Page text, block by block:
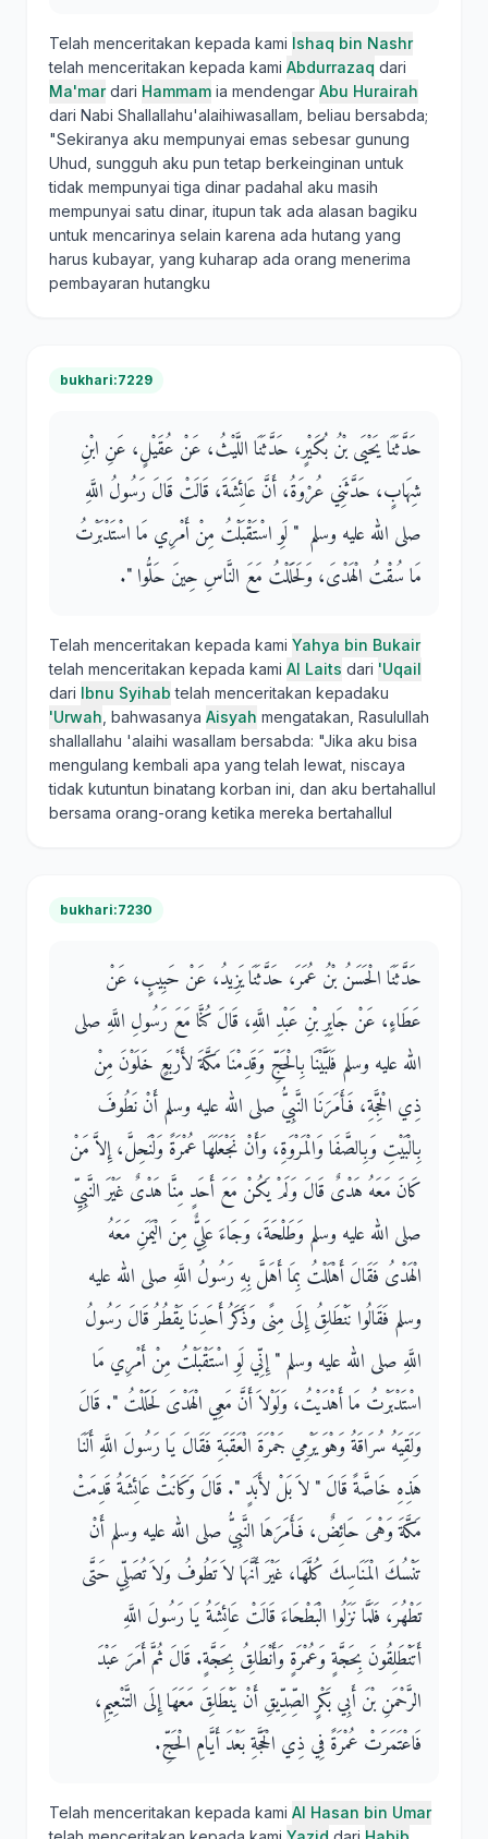
Telah menceritakan kepada kami Ishaq bin Nashr
telah menceritakan kepada kami Abdurrazaq dari
Ma'mardari Hammam ia mendengar Abu Hurairah
dari Nabi Shallallahu'alaihiwasallam, beliau bersabda;
"Sekiranya aku mempunyai emas sebesar gunung
Uhud, sungguh aku pun tetap berkeinginan untuk
tidak mempunyai tiga dinar padahal aku masih
mempunyai satu dinar, itupun tak ada alasan bagiku
untuk mencarinya selain karena ada hutang yang
harus kubayar, yang kuharap ada orang menerima
pembayaran hutangku
bukhari:7229
حَدَّثَنَا يَحْيَى بْنُ بُكَيْرٍ، حَدَّثَنَا اللَّيْثُ، عَنْ عُقَيْلٍ، عَنِ ابْنِ
شِهَابٍ، حَدَّثَنِي عُرْوَةُ، أَنَّ عَائِشَةَ، قَالَتْ قَالَ رَسُولُ اللَّهِ
صلى الله عليه وسلم ‏ "‏ لَوِ اسْتَقْبَلْتُ مِنْ أَمْرِي مَا اسْتَدْبَرْتُ
مَا سُقْتُ الْهَدْىَ، وَلَحَلَلْتُ مَعَ النَّاسِ حِينَ حَلُّوا ‏"‏‏.‏
Telah menceritakan kepada kami Yahya bin Bukair
telah menceritakan kepada kami Al Laits dari 'Uqail
dari Ibnu Syihab telah menceritakan kepadaku
'Urwah , bahwasanya Aisyah mengatakan, Rasulullah
shallallahu 'alaihi wasallam bersabda: "Jika aku bisa
mengulang kembali apa yang telah lewat, niscaya
tidak kutuntun binatang korban ini, dan aku bertahallul
bersama orang-orang ketika mereka bertahallul
bukhari:7230
حَدَّثَنَا الْحَسَنُ بْنُ عُمَرَ، حَدَّثَنَا يَزِيدُ، عَنْ حَبِيبٍ، عَنْ
عَطَاءٍ، عَنْ جَابِرِ بْنِ عَبْدِ اللَّهِ، قَالَ كُنَّا مَعَ رَسُولِ اللَّهِ صلى
الله عليه وسلم فَلَبَّيْنَا بِالْحَجِّ وَقَدِمْنَا مَكَّةَ لأَرْبَعٍ خَلَوْنَ مِنْ
ذِي الْحِجَّةِ، فَأَمَرَنَا النَّبِيُّ صلى الله عليه وسلم أَنْ نَطُوفَ
بِالْبَيْتِ وَبِالصَّفَا وَالْمَرْوَةِ، وَأَنْ نَجْعَلَهَا عُمْرَةً وَلْنَحِلَّ، إِلاَّ مَنْ
كَانَ مَعَهُ هَدْىٌ قَالَ وَلَمْ يَكُنْ مَعَ أَحَدٍ مِنَّا هَدْىٌ غَيْرَ النَّبِيِّ
صلى الله عليه وسلم وَطَلْحَةَ، وَجَاءَ عَلِيٌّ مِنَ الْيَمَنِ مَعَهُ
الْهَدْىُ فَقَالَ أَهْلَلْتُ بِمَا أَهَلَّ بِهِ رَسُولُ اللَّهِ صلى الله عليه
وسلم فَقَالُوا نَنْطَلِقُ إِلَى مِنًى وَذَكَرُ أَحَدِنَا يَقْطُرُ قَالَ رَسُولُ
اللَّهِ صلى الله عليه وسلم ‏"‏ إِنِّي لَوِ اسْتَقْبَلْتُ مِنْ أَمْرِي مَا
اسْتَدْبَرْتُ مَا أَهْدَيْتُ، وَلَوْلاَ أَنَّ مَعِي الْهَدْىَ لَحَلَلْتُ ‏"‏‏.‏ قَالَ
وَلَقِيَهُ سُرَاقَةُ وَهْوَ يَرْمِي جَمْرَةَ الْعَقَبَةِ فَقَالَ يَا رَسُولَ اللَّهِ أَلَنَا
هَذِهِ خَاصَّةً قَالَ ‏"‏ لاَ بَلْ لأَبَدٍ ‏"‏‏.‏ قَالَ وَكَانَتْ عَائِشَةُ قَدِمَتْ
مَكَّةَ وَهْىَ حَائِضٌ، فَأَمَرَهَا النَّبِيُّ صلى الله عليه وسلم أَنْ
تَنْسُكَ الْمَنَاسِكَ كُلَّهَا، غَيْرَ أَنَّهَا لاَ تَطُوفُ وَلاَ تُصَلِّي حَتَّى
تَطْهُرَ، فَلَمَّا نَزَلُوا الْبَطْحَاءَ قَالَتْ عَائِشَةُ يَا رَسُولَ اللَّهِ
أَتَنْطَلِقُونَ بِحَجَّةٍ وَعُمْرَةٍ وَأَنْطَلِقُ بِحَجَّةٍ‏.‏ قَالَ ثُمَّ أَمَرَ عَبْدَ
الرَّحْمَنِ بْنَ أَبِي بَكْرٍ الصِّدِّيقِ أَنْ يَنْطَلِقَ مَعَهَا إِلَى التَّنْعِيمِ،
فَاعْتَمَرَتْ عُمْرَةً فِي ذِي الْحَجَّةِ بَعْدَ أَيَّامِ الْحَجِّ‏.‏
Telah menceritakan kepada kami Al Hasan bin Umar